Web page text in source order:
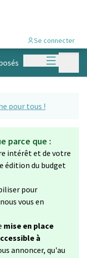
Menu
Se connecter
pour tous !
parce que :
intérêt et de votre
édition du budget
pour
vous en
mise en place
à
annoncer, qu'au